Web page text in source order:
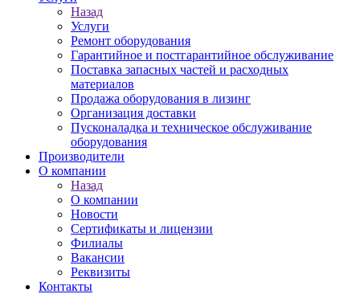
Назад
Услуги
Ремонт оборудования
Гарантийное и постгарантийное обслуживание
Поставка запасных частей и расходных
материалов
Продажа оборудования в лизинг
Организация доставки
Пусконаладка и техническое обслуживание
оборудования
Производители
О компании
Назад
О компании
Новости
Сертификаты и лицензии
Филиалы
Вакансии
Реквизиты
Контакты